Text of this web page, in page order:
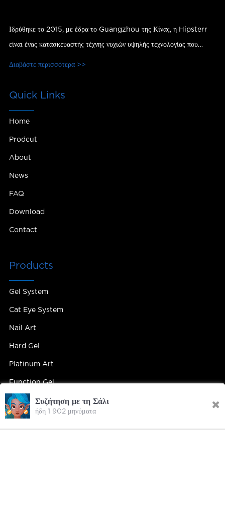
Ιδρύθηκε το 2015, με έδρα το Guangzhou της Κίνας, η Hipsterr
είναι ένας κατασκευαστής τέχνης νυχιών υψηλής τεχνολογίας που
Διαβάστε περισσότερα >>
Quick Links
Home
Prodcut
About
News
FAQ
Download
Contact
Products
Gel System
Cat Eye System
Nail Art
Hard Gel
Platinum Art
Function Gel
Contact Us
Συζήτηση με τη Σάλι
ήδη 1 902 μηνύματα